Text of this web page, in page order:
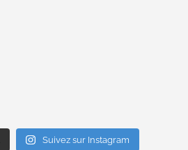
Suivez sur Instagram